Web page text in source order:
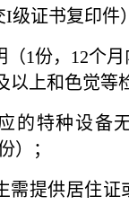
级证书复印件
（1份，12个
以上和色觉等
的特种设备
）；
需提供居住证